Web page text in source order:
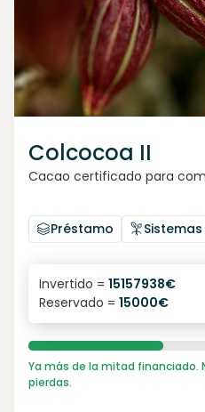
Colcocoa II
Cacao certificado para
Préstamo
6.1%
interés anual
Invertido = 15157938€
Reservado = 15000€
Ya más de la mitad financiado.
pierdas.